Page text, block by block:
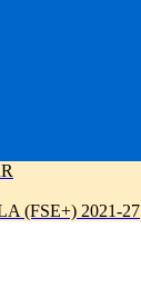
(FSE+) 2021-27